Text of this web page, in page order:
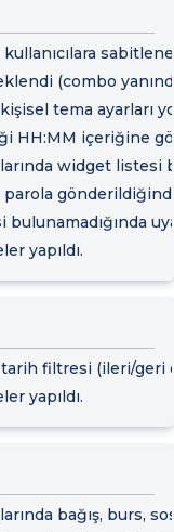
(combo
tema ayarları
HH:MM içeriğine
widget
parola
yapıldı.
filtresi (ileri/geri
yapıldı.
bağış, burs,